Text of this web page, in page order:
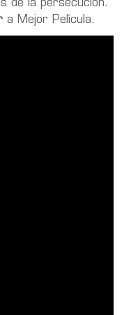
de la persecución.
a Mejor Película.